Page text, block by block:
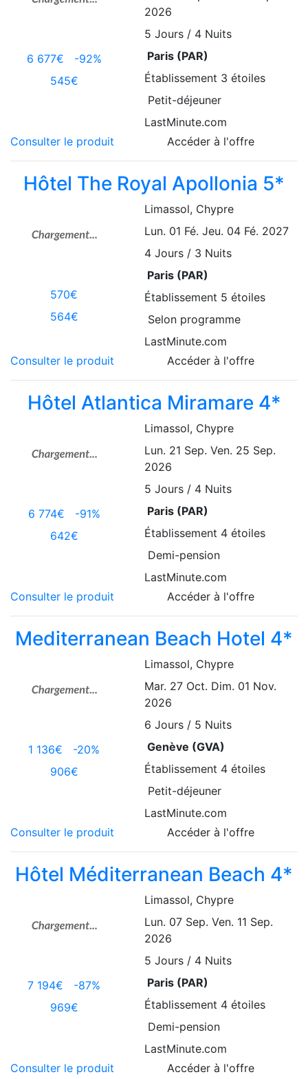
6 677€ -92%
545€
2026
5 Jours / 4 Nuits
Paris (PAR)
Établissement 3 étoiles
Petit-déjeuner
LastMinute.com
Consulter le produit
Accéder à l'offre
Hôtel The Royal Apollonia 5*
570€
564€
Limassol, Chypre
Lun. 01 Fé. Jeu. 04 Fé. 2027
4Jours / 3 Nuits
Paris (PAR)
Établissement 5 étoiles
Selon programme
LastMinute.com
Consulter le produit
Accéder à l'offre
Hôtel Atlantica Miramare 4*
6 774€ -91%
642€
Limassol, Chypre
Lun. 21 Sep. Ven. 25 Sep.
2026
5 Jours / 4 Nuits
Paris (PAR)
Établissement 4 étoiles
Demi-pension
LastMinute.com
Consulter le produit
Accéder à l'offre
Mediterranean Beach Hotel 4*
1 136€ -20%
906€
Limassol, Chypre
Mar. 27 Oct. Dim. 01 Nov.
2026
6 Jours / 5 Nuits
Genève (GVA)
Établissement 4 étoiles
Petit-déjeuner
LastMinute.com
Consulter le produit
Accéder à l'offre
Hôtel Méditerranean Beach 4*
7 194€ -87%
969€
Limassol, Chypre
Lun. 07 Sep. Ven. 11 Sep.
2026
5 Jours / 4 Nuits
Paris (PAR)
Établissement 4 étoiles
Demi-pension
LastMinute.com
Consulter le produit
Accéder à l'offre